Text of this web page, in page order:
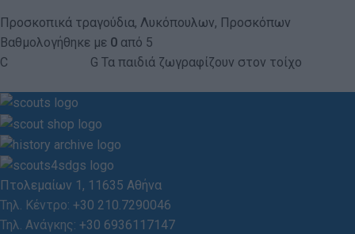
Προσκοπικά τραγούδια, Λυκόπουλων, Προσκόπων
Βαθμολογήθηκε με 0 από 5
C G Τα παιδιά ζωγραφίζουν στον τοίχο
Πτολεμαίων 1, 11635 Αθήνα
Τηλ. Κέντρο: +30 210.7290046
Τηλ. Ανάγκης: +30 6936117147